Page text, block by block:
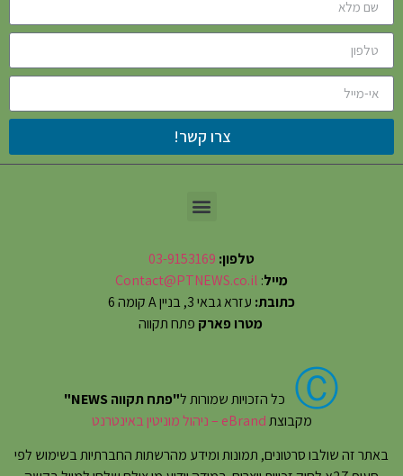
צרו קשר!
טלפון: 03-9153169
מייל:
Contact@PTNEWS.co.il
כתובת: עזרא גבאי 3, בניין A קומה 6
מטרו פארק פתח תקווה
Ⓒ כל הזכויות שמורות ל"פתח תקווה NEWS"
מקבוצתeBrand – ניהול מוניטין באינטרנט
באתר זה שולבו סרטונים, תמונות ומידע מהרשתות החברתיות בשימוש לפי